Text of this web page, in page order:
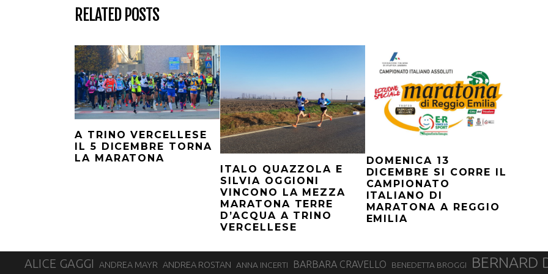
RELATED POSTS
A TRINO VERCELLESE
IL 5 DICEMBRE TORNA
LA MARATONA
ITALO QUAZZOLA E
SILVIA OGGIONI
VINCONO LA MEZZA
MARATONA TERRE
D’ACQUA A TRINO
VERCELLESE
DOMENICA 13
DICEMBRE SI CORRE IL
CAMPIONATO
ITALIANO DI
MARATONA A REGGIO
EMILIA
ALICE GAGGI ANDREA MAYR ANDREA ROSTAN ANNA INCERTI BARBARA CRAVELLO BENEDETTA BROGGI BERNARD